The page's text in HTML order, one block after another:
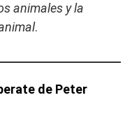
animales y la
.
de Peter